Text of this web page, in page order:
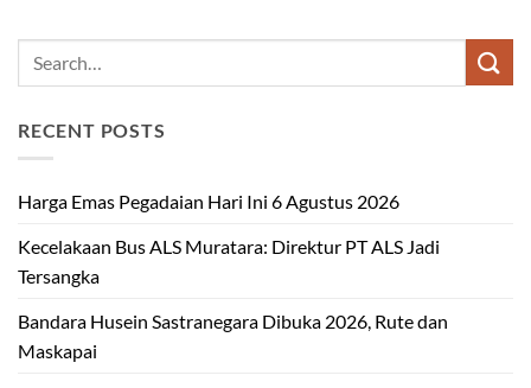
RECENT POSTS
Harga Emas Pegadaian Hari Ini 6 Agustus 2026
Kecelakaan Bus ALS Muratara: Direktur PT ALS Jadi
Tersangka
Bandara Husein Sastranegara Dibuka 2026, Rute dan
Maskapai